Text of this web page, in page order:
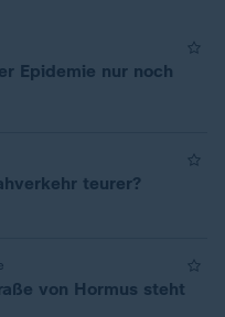
Epidemie nur noch
teurer?
von Hormus steht